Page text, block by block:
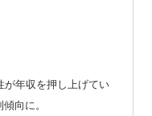
が年収を押し上げてい
向に。